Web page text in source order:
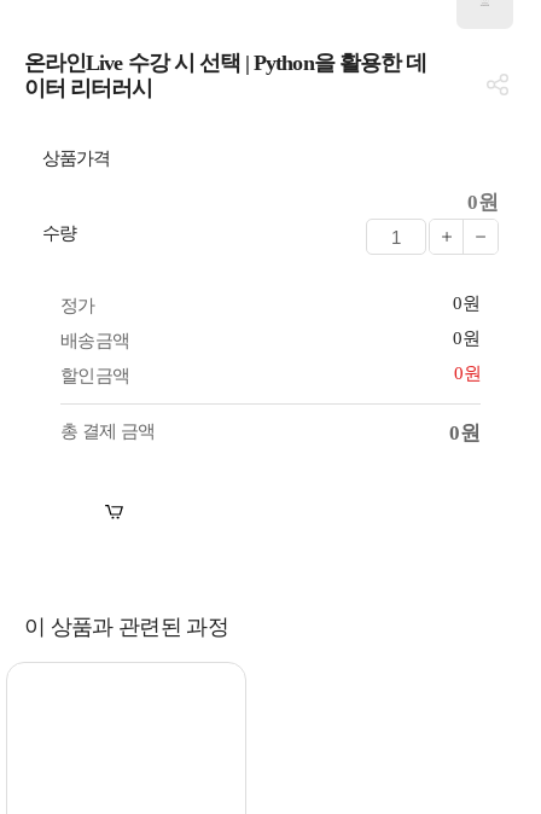
온라인Live 수강 시 선택 | Python을 활용한 데
이터 리터러시
상품가격
0원
수량
정가
0원
배송금액
0원
할인금액
0원
총 결제 금액 0원
이 상품과 관련된 과정